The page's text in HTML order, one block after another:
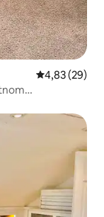
Prosječna
4,83 (29)